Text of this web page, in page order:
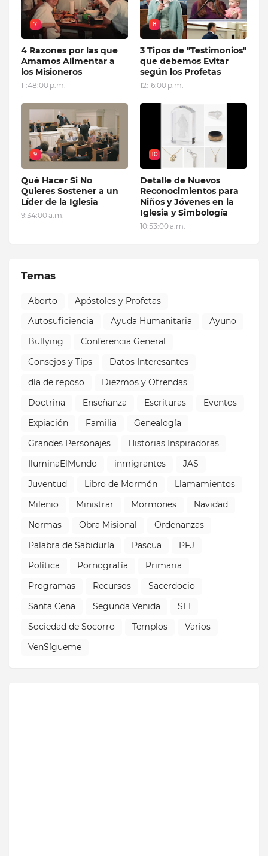
7
4 Razones por las que
Amamos Alimentar a
los Misioneros
11:48:00 p.m.
8
3 Tipos de "Testimonios"
que debemos Evitar
según los Profetas
12:16:00 p.m.
9
Qué Hacer Si No
Quieres Sostener a un
Líder de la Iglesia
9:34:00 a.m.
10
Detalle de Nuevos
Reconocimientos para
Niños y Jóvenes en la
Iglesia y Simbología
10:53:00 a.m.
Temas
Aborto
Apóstoles y Profetas
Autosuficiencia
Ayuda Humanitaria
Ayuno
Bullying
Conferencia General
Consejos y Tips
Datos Interesantes
día de reposo
Diezmos y Ofrendas
Doctrina
Enseñanza Escrituras
Eventos
Expiación
Familia
Genealogía
Grandes Personajes
Historias Inspiradoras
IluminaElMundo
inmigrantes
JAS
Juventud
Libro de Mormón
Llamamientos
Milenio
Ministrar Mormones
Navidad
Normas
Obra Misional
Ordenanzas
Palabra de Sabiduría
Pascua
PFJ
Política
Pornografía
Primaria
Programas
Recursos
Sacerdocio
Santa Cena
Segunda Venida
SEI
Sociedad de Socorro
Templos
Varios
VenSígueme